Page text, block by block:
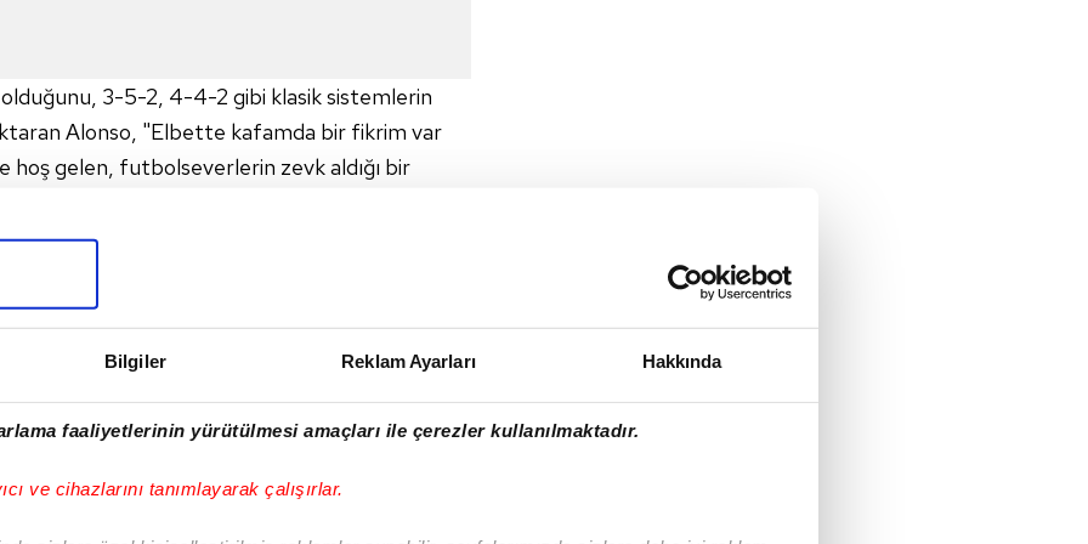
Bilgiler Reklam Ayarları Hakkında
faaliyetlerinin yürütülmesi amaçları ile çerezler kullanılmaktadır.
ve cihazlarını tanımlayarak çalışırlar.
3-5-2, 4-4-2 gibi klasik sistemlerin
Alonso, "Elbette kafamda bir fikrim var
hoş gelen, futbolseverlerin zevk aldığı bir
futbolcunun en iyi yanını ortaya çıkarmak
Vinicius Jr. ve Kylian Mbappe'nin
Jude Bellingham'dan daha fazla
ayrılabileceği iddia edilen Rodrygo
görmek istediğini belirtti.
13 Temmuz tarihlerinde
Kupası'nda takımının başında olacak
düşünüyorum." dedi.
futbolcu Arda Güler, sosyal medya